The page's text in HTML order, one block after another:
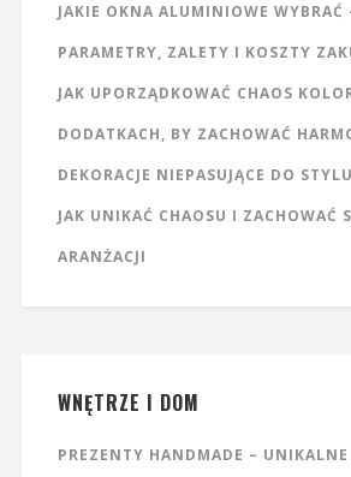
JAKIE OKNA ALUMINIOWE WYBRAĆ
PARAMETRY, ZALETY I KOSZTY
JAK UPORZĄDKOWAĆ CHAOS
DODATKACH, BY ZACHOWAĆ
DEKORACJE NIEPASUJĄCE DO
JAK UNIKAĆ CHAOSU I ZACHOWAĆ
ARANŻACJI
WNĘTRZE I DOM
PREZENTY HANDMADE – UNIKALNE